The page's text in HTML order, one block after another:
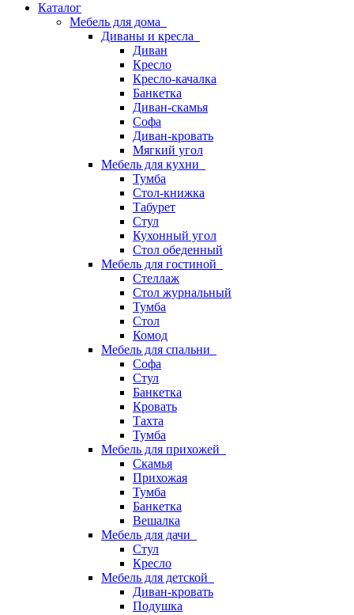
Каталог
Мебель для дома
Диваны и кресла
Диван
Кресло
Кресло-качалка
Банкетка
Диван-скамья
Софа
Диван-кровать
Мягкий угол
Мебель для кухни
Тумба
Стол-книжка
Табурет
Стул
Кухонный угол
Стол обеденный
Мебель для гостиной
Стеллаж
Стол журнальный
Тумба
Стол
Комод
Мебель для спальни
Софа
Стул
Банкетка
Кровать
Тахта
Тумба
Мебель для прихожей
Скамья
Прихожая
Тумба
Банкетка
Вешалка
Мебель для дачи
Стул
Кресло
Мебель для детской
Диван-кровать
Подушка